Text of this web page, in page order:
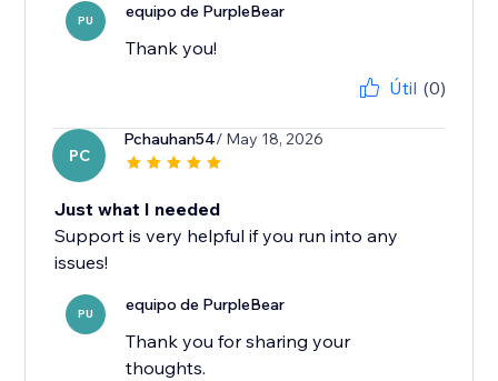
PU equipo de PurpleBear
Thank you!
Útil (0)
PC
Pchauhan54/ May 18, 2026
Just what I needed
Support is very helpful if you run into any
issues!
PU equipo de PurpleBear
Thank you for sharing your
thoughts.